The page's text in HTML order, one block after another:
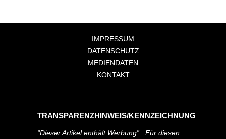
IMPRESSUM
DATENSCHUTZ
MEDIENDATEN
KONTAKT
TRANSPARENZHINWEIS/KENNZEICHNUNG
“Dieser Artikel enthält Werbung”: Für diesen